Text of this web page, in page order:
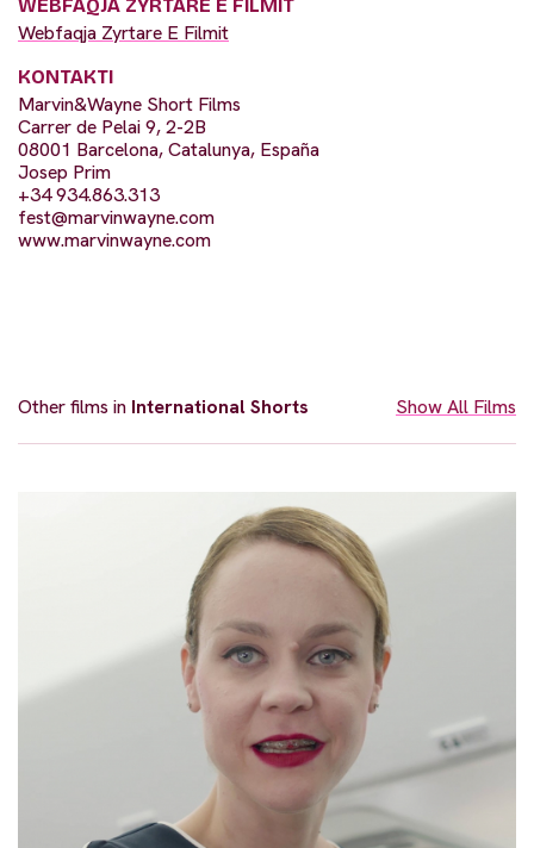
WEBFAQJA ZYRTARE E FILMIT
Webfaqja Zyrtare E Filmit
KONTAKTI
Marvin&Wayne Short Films
Carrer de Pelai 9, 2-2B
08001 Barcelona, Catalunya, España
Josep Prim
+34 934.863.313
fest@marvinwayne.com
www.marvinwayne.com
Other films in International Shorts Show All Films